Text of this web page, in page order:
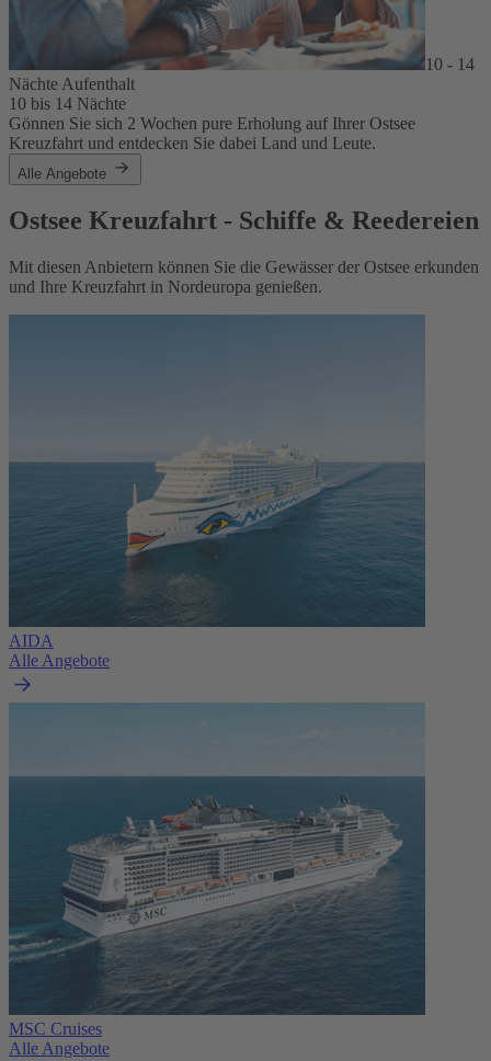
10 - 14
Nächte Aufenthalt
10 bis 14 Nächte
Gönnen Sie sich 2 Wochen pure Erholung auf Ihrer Ostsee
Kreuzfahrt und entdecken Sie dabei Land und Leute.
Alle Angebote
Ostsee Kreuzfahrt - Schiffe & Reedereien
Mit diesen Anbietern können Sie die Gewässer der Ostsee erkunden
und Ihre Kreuzfahrt in Nordeuropa genießen.
AIDA
Alle Angebote
MSC Cruises
Alle Angebote